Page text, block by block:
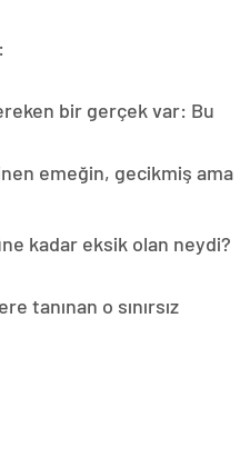
bir gerçek var: Bu
emeğin, gecikmiş ama
kadar eksik olan neydi?
tanınan o sınırsız